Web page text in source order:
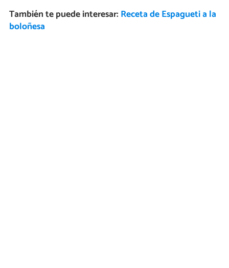
También te puede interesar: Receta de Espagueti a la
boloñesa